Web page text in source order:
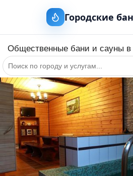
Городские
Общественные бани и сауны в
+
−